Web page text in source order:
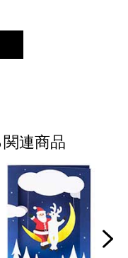
連商品